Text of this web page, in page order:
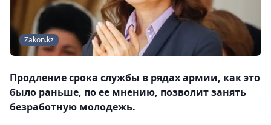
Zakon.kz
Продление срока службы в рядах армии, как это
было раньше, по ее мнению, позволит занять
безработную молодежь.